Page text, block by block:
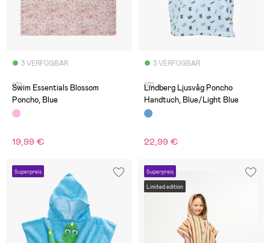
3 VERFÜGBAR
(0)
Swim Essentials Blossom
Poncho, Blue
19,99 €
3 VERFÜGBAR
(0)
Lindberg Ljusvåg Poncho
Handtuch, Blue/Light Blue
22,99 €
Superpreis Superpreis
Limited edition